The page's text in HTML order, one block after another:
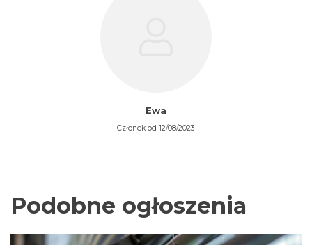
Ewa
Członek od 12/08/2023
Podobne ogłoszenia